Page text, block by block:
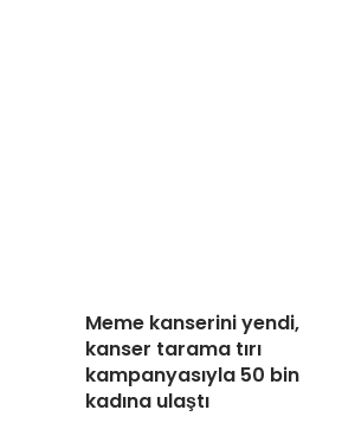
Meme kanserini yendi,
kanser tarama tırı
kampanyasıyla 50 bin
kadına ulaştı